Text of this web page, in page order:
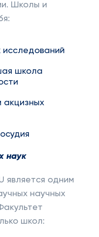
Школы и
школа
акцизных
наук
является одним
научных
школ: